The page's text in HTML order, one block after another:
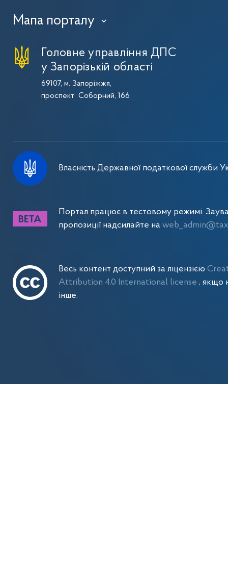
Мапа порталу ›
Головне управління ДПС
у Запорізькій області
69107, м. Запоріжжя,
проспект Соборний, 166
Власність Державної податкової служби
Портал працює в тестовому режимі.
пропозиції надсилайте на
Весь контент доступний за ліцензією
Attribution 4.0 International license , якщо
інше.